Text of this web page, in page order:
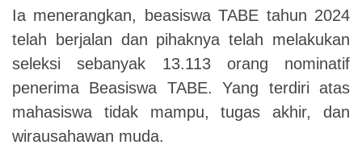
Ia menerangkan, beasiswa TABE tahun 2024
telah berjalan dan pihaknya telah melakukan
seleksi sebanyak 13.113 orang nominatif
penerima Beasiswa TABE. Yang terdiri atas
mahasiswa tidak mampu, tugas akhir, dan
wirausahawan muda.